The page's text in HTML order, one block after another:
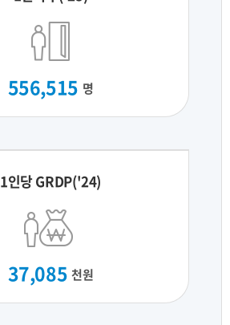
556,515 명
1인당 GRDP('24)
37,085 천원